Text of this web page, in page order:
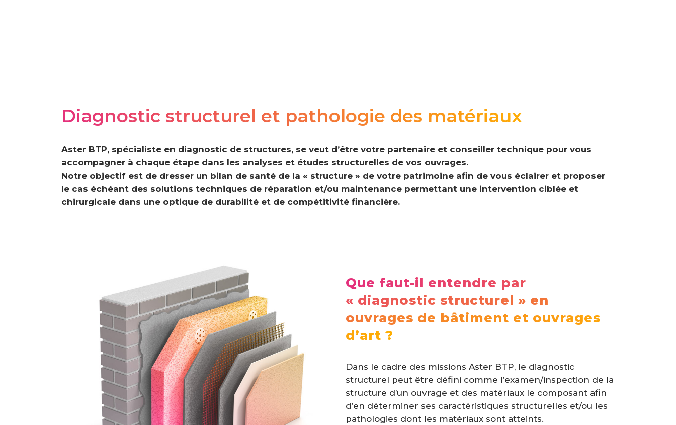
Diagnostic structurel et pathologie des matériaux
Aster BTP, spécialiste en diagnostic de structures, se veut d’être votre partenaire et conseiller technique pour vous
accompagner à chaque étape dans les analyses et études structurelles de vos ouvrages.
Notre objectif est de dresser un bilan de santé de la « structure » de votre patrimoine afin de vous éclairer et proposer
le cas échéant des solutions techniques de réparation et/ou maintenance permettant une intervention ciblée et
chirurgicale dans une optique de durabilité et de compétitivité financière.
Que faut-il entendre par
« diagnostic structurel » en
ouvrages de bâtiment et ouvrages
d’art ?
Dans le cadre des missions Aster BTP, le diagnostic
structurel peut être défini comme l’examen/inspection de la
structure d’un ouvrage et des matériaux le composant afin
d’en déterminer ses caractéristiques structurelles et/ou les
pathologies dont les matériaux sont atteints.